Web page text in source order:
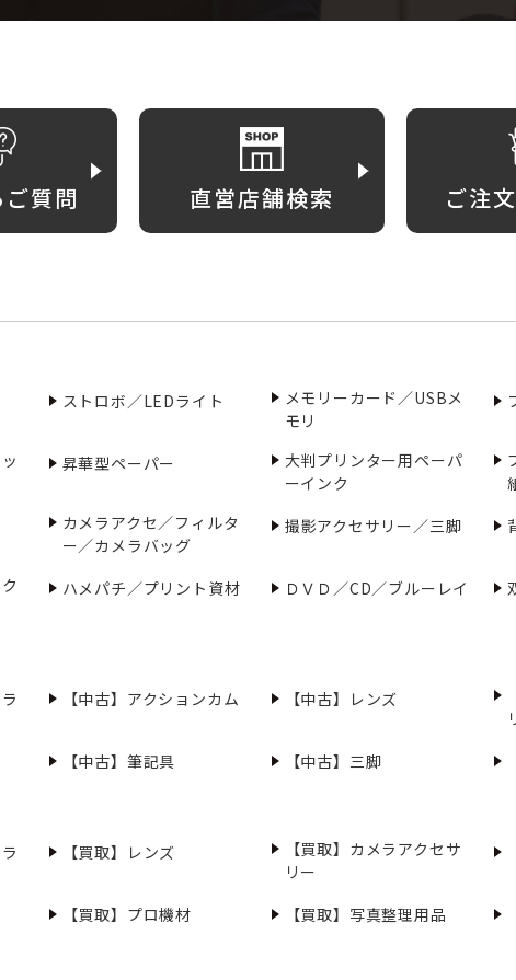
質問 直営店舗検索 ご注
ストロボ／LEDライト
メモリーカード／USBメ
モリ
昇華型ペーパー
大判プリンター用ペーパ
ーインク
カメラアクセ／フィルタ
ー／カメラバッグ
撮影アクセサリー／三脚
ハメパチ／プリント資材 ＤＶＤ／CD／ブルーレイ
【中古】アクションカム 【中古】レンズ
【中古】筆記具 【中古】三脚
【買取】レンズ
【買取】カメラアクセサ
リー
【買取】プロ機材 【買取】写真整理用品